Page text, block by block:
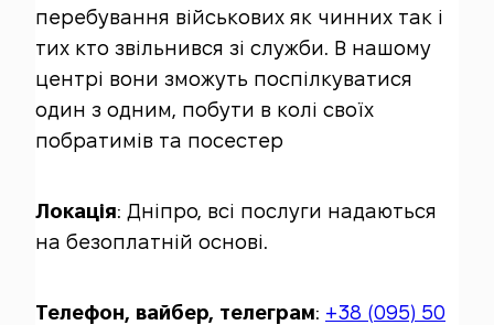
перебування військових як чинних так і
тих кто звільнився зі служби. В нашому
центрі вони зможуть поспілкуватися
один з одним, побути в колі своїх
побратимів та посестер
Локація: Дніпро, всі послуги надаються
на безоплатній основі.
Телефон, вайбер, телеграм: +38 (095) 50